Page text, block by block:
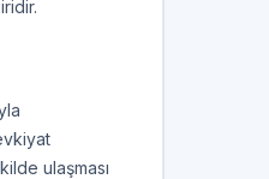
ulaşması